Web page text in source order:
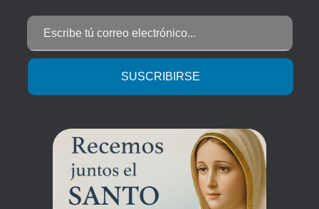
SUSCRIBIRSE